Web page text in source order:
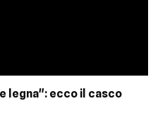
legna": ecco il casco